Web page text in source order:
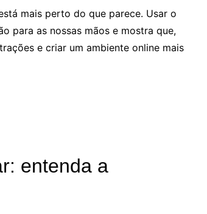
mais perto do que parece. Usar o
para as nossas mãos e mostra que,
e criar um ambiente online mais
entenda a